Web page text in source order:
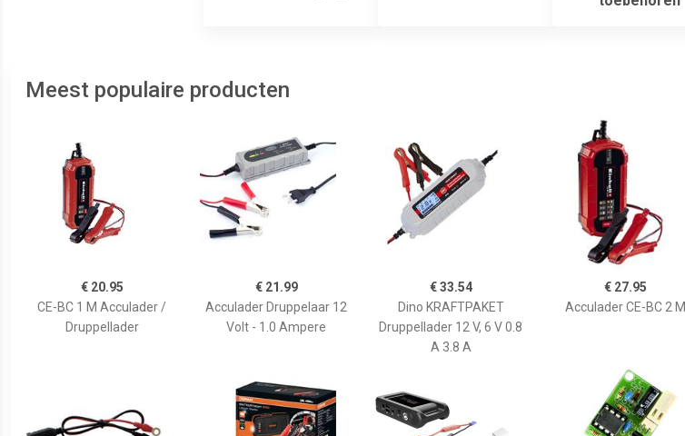
Meest populaire producten
€ 20.95
CE-BC 1 M Acculader /
Druppellader
€ 21.99
Acculader Druppelaar 12
Volt - 1.0 Ampere
€ 33.54
Dino KRAFTPAKET
Druppellader 12 V, 6 V 0.8
A 3.8 A
€ 27.95
Acculader CE-BC 2 M